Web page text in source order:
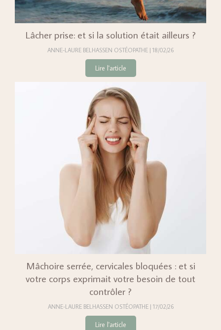
Lâcher prise: et si la solution était ailleurs ?
ANNE-LAURE BELHASSEN OSTÉOPATHE 18/02/26
Lire l'article
Mâchoire serrée, cervicales bloquées : et si
votre corps exprimait votre besoin de tout
contrôler ?
ANNE-LAURE BELHASSEN OSTÉOPATHE 17/02/26
Lire l'article